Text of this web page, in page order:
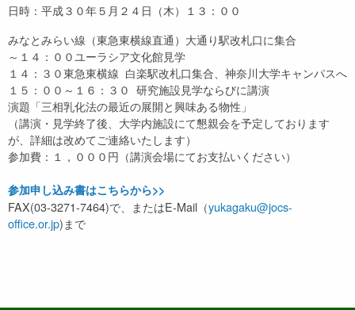
日時：平成３０年５月２４日（木）１３：００
みなとみらい線（東急東横線直通）大通り駅改札口に集合
～１４：００ユーラシア文化館見学
１４：３０東急東横線 白楽駅改札口集合、神奈川大学キャンパスへ
１５：００～１６：３０ 研究施設見学ならびに講演
演題「三相乳化法の最近の展開と興味ある物性」
（講演・見学終了後、大学内施設にて懇親会を予定しております
が、詳細は改めてご連絡いたします）
参加費：１，０００円（講演会場にてお支払いください）
参加申し込み書はこちらから>>
FAX(03-3271-7464)で、またはE-Mail（yukagaku@jocs-
office.or.jp)まで